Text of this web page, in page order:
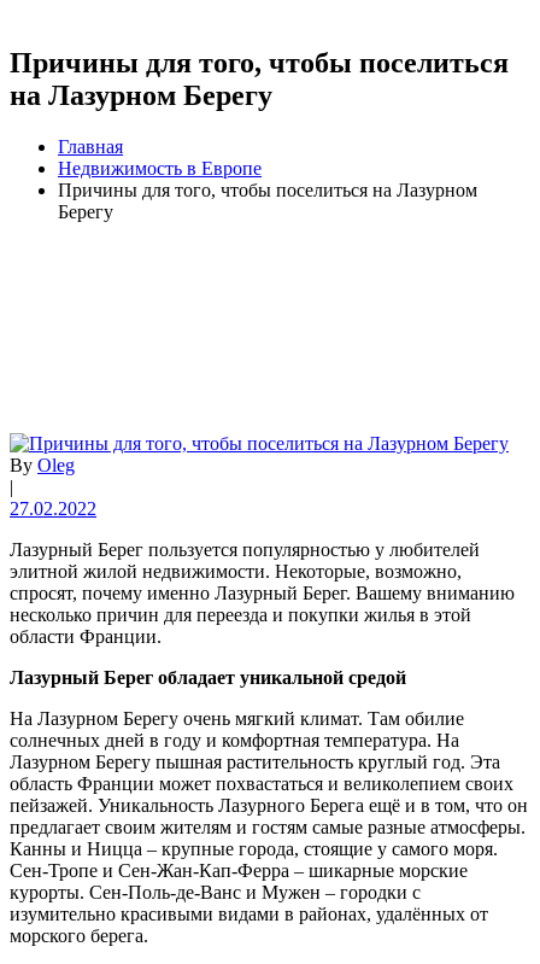
Причины для того, чтобы поселиться
на Лазурном Берегу
Главная
Недвижимость в Европе
Причины для того, чтобы поселиться на Лазурном
Берегу
By Oleg
|
27.02.2022
Лазурный Берег пользуется популярностью у любителей
элитной жилой недвижимости. Некоторые, возможно,
спросят, почему именно Лазурный Берег. Вашему вниманию
несколько причин для переезда и покупки жилья в этой
области Франции.
Лазурный Берег обладает уникальной средой
На Лазурном Берегу очень мягкий климат. Там обилие
солнечных дней в году и комфортная температура. На
Лазурном Берегу пышная растительность круглый год. Эта
область Франции может похвастаться и великолепием своих
пейзажей. Уникальность Лазурного Берега ещё и в том, что он
предлагает своим жителям и гостям самые разные атмосферы.
Канны и Ницца – крупные города, стоящие у самого моря.
Сен-Тропе и Сен-Жан-Кап-Ферра – шикарные морские
курорты. Сен-Поль-де-Ванс и Мужен – городки с
изумительно красивыми видами в районах, удалённых от
морского берега.